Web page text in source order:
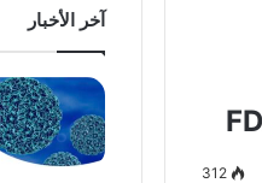
312
آخر الأخبار